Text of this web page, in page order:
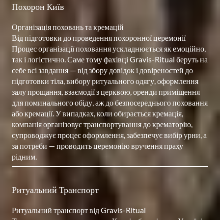
Похорон Київ
Організація поховань та кремацій
Від підготовки до проведення похоронної церемонії
Процес організації поховання ускладнюється як емоційно,
так і логістично. Саме тому фахівці Gravis-Ritual беруть на
себе всі завдання — від збору довідок і довіреностей до
підготовки тіла, вибору ритуального одягу, оформлення
залу прощання, взаємодії з церквою, оренди приміщення
для поминального обіду, аж до безпосереднього поховання
або кремації. У випадках, коли обирається кремація,
компанія організовує транспортування до крематорію,
супроводжує процес оформлення, забезпечує вибір урни, а
за потреби — проводить церемонію вручення праху
Ритуальний Транспорт
Ритуальний транспорт від Gravis-Ritual